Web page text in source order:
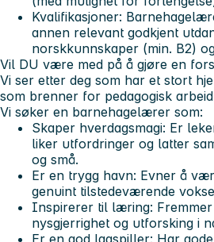
Kvalifikasjoner:
annen relevant godkjent
norskkunnskaper (min. B2)
Vil DU være med på å gjøre en
Vi ser etter deg som har et stort
som brenner for pedagogisk
Vi søker en barnehagelærer som:
Skaper hverdagsmagi: Er
liker utfordringer og latter
og små.
Er en trygg havn: Evner å
genuint tilstedeværende
Inspirerer til læring:
nysgjerrighet og utforsking i